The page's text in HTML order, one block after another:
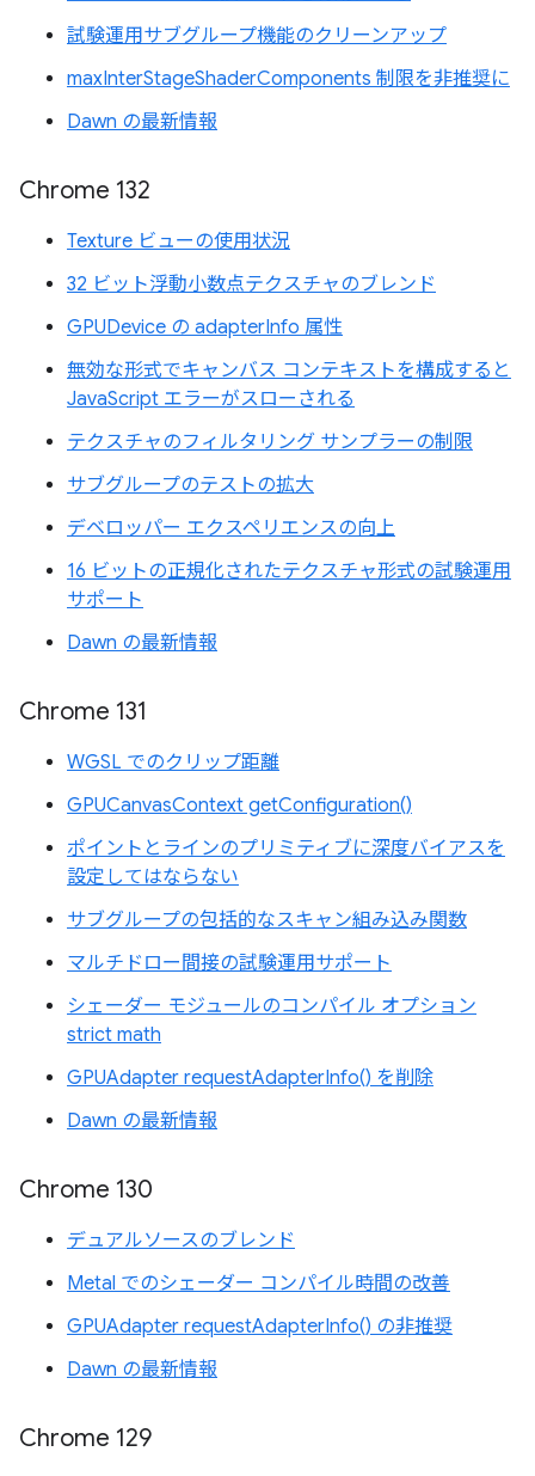
試験運用サブグループ機能のクリーンアップ
maxInterStageShaderComponents 制限を非推奨に
Dawn の最新情報
Chrome 132
Texture ビューの使用状況
32 ビット浮動小数点テクスチャのブレンド
GPUDevice の adapterInfo 属性
無効な形式でキャンバス コンテキストを構成すると
JavaScript エラーがスローされる
テクスチャのフィルタリング サンプラーの制限
サブグループのテストの拡大
デベロッパー エクスペリエンスの向上
16 ビットの正規化されたテクスチャ形式の試験運用
サポート
Dawn の最新情報
Chrome 131
WGSL でのクリップ距離
GPUCanvasContext getConfiguration()
ポイントとラインのプリミティブに深度バイアスを
設定してはならない
サブグループの包括的なスキャン組み込み関数
マルチドロー間接の試験運用サポート
シェーダー モジュールのコンパイル オプション
strict math
GPUAdapter requestAdapterInfo() を削除
Dawn の最新情報
Chrome 130
デュアルソースのブレンド
Metal でのシェーダー コンパイル時間の改善
GPUAdapter requestAdapterInfo() の非推奨
Dawn の最新情報
Chrome 129